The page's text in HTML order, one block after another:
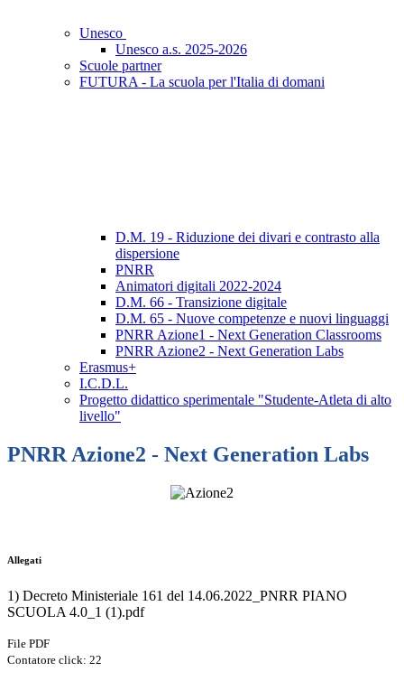
Unesco
Unesco a.s. 2025-2026
Scuole partner
FUTURA - La scuola per l'Italia di domani
D.M. 19 - Riduzione dei divari e contrasto alla
dispersione
PNRR
Animatori digitali 2022-2024
D.M. 66 - Transizione digitale
D.M. 65 - Nuove competenze e nuovi linguaggi
PNRR Azione1 - Next Generation Classrooms
PNRR Azione2 - Next Generation Labs
Erasmus+
I.C.D.L.
Progetto didattico sperimentale "Studente-Atleta di alto
livello"
PNRR Azione2 - Next Generation Labs
Allegati
1) Decreto Ministeriale 161 del 14.06.2022_PNRR PIANO
SCUOLA 4.0_1 (1).pdf
File PDF
Contatore click: 22